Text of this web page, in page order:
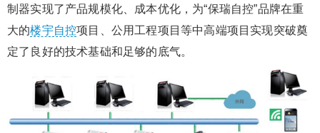
制器实现了产品规模化、成本优化，为“保瑞自控”品牌在重
大的楼宇自控项目、公用工程项目等中高端项目实现突破奠
定了良好的技术基础和足够的底气。